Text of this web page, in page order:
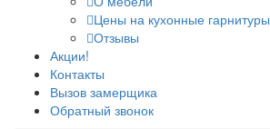
Цены на кухонные гарнитуры
Отзывы
Акции!
Контакты
Вызов замерщика
Обратный звонок